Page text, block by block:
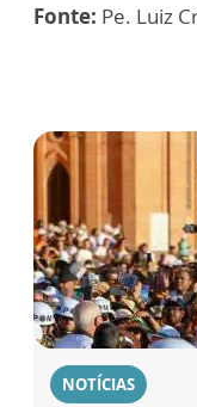
Fonte: Pe. Luiz
NOTÍCIAS